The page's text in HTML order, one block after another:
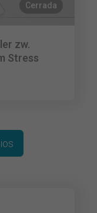
Cerrada
zw.
Stress